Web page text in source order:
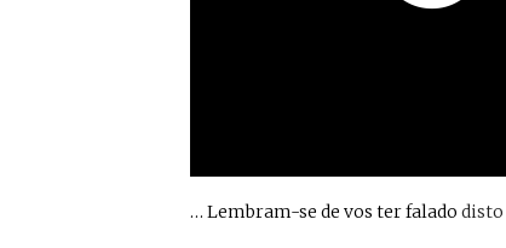
… Lembram-se de vos ter falado disto